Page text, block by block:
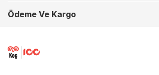
Ödeme Ve Kargo